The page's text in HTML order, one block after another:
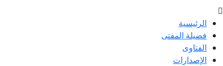
الرئيسية
فضيلة المفتى
الفتاوى
الإصدارات